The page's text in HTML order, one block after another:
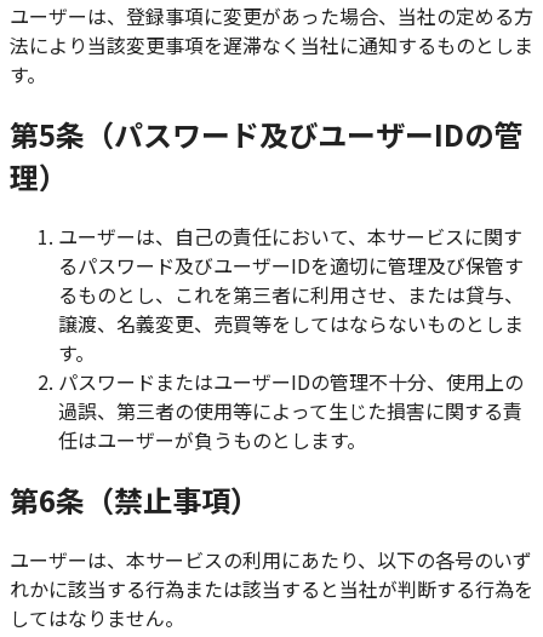
ユーザーは、登録事項に変更があった場合、当社の定める方
法により当該変更事項を遅滞なく当社に通知するものとしま
す。
第5条（パスワード及びユーザーIDの管
理）
ユーザーは、自己の責任において、本サービスに関す
るパスワード及びユーザーIDを適切に管理及び保管す
るものとし、これを第三者に利用させ、または貸与、
譲渡、名義変更、売買等をしてはならないものとしま
す。
パスワードまたはユーザーIDの管理不十分、使用上の
過誤、第三者の使用等によって生じた損害に関する責
任はユーザーが負うものとします。
第6条（禁止事項）
ユーザーは、本サービスの利用にあたり、以下の各号のいず
れかに該当する行為または該当すると当社が判断する行為を
してはなりません。